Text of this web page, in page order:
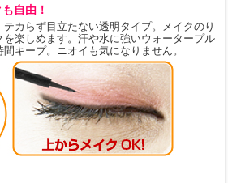
自由！
カらず目立たない透明タイプ。メイクのり
を楽しめます。汗や水に強いウォータープル
キープ。ニオイも気になりません。